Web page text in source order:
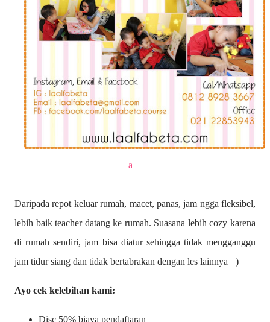
a
Daripada repot keluar rumah, macet, panas, jam ngga fleksibel,
lebih baik teacher datang ke rumah. Suasana lebih cozy karena
di rumah sendiri, jam bisa diatur sehingga tidak mengganggu
jam tidur siang dan tidak bertabrakan dengan les lainnya =)
Ayo cek kelebihan kami:
Disc 50% biaya pendaftaran